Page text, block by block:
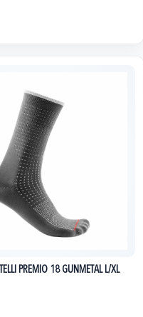
PREMIO 18 GUNMETAL L/XL